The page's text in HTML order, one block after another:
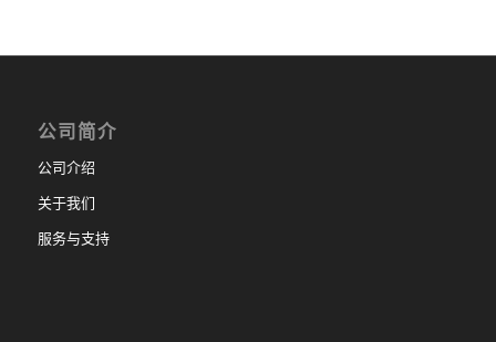
公司简介
公司介绍
关于我们
服务与支持